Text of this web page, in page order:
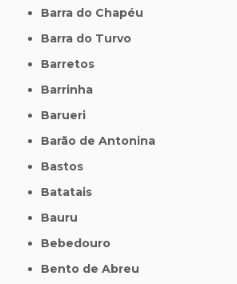
Barra do Chapéu
Barra do Turvo
Barretos
Barrinha
Barueri
Barão de Antonina
Bastos
Batatais
Bauru
Bebedouro
Bento de Abreu